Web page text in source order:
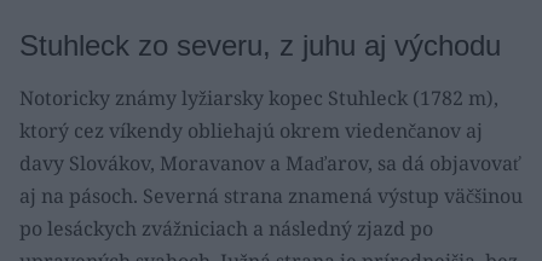
Stuhleck zo severu, z juhu aj východu
Notoricky známy lyžiarsky kopec Stuhleck (1782 m),
ktorý cez víkendy obliehajú okrem viedenčanov aj
davy Slovákov, Moravanov a Maďarov, sa dá objavovať
aj na pásoch. Severná strana znamená výstup väčšinou
po lesáckych zvážniciach a následný zjazd po